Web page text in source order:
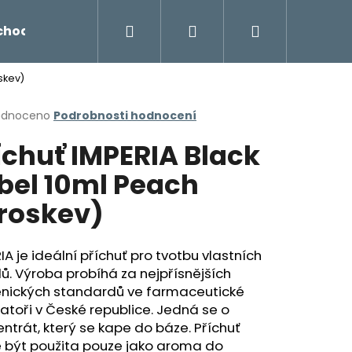
Napište námPřihlášení
Podrobnosti hodnocení
IMPERIA Black
10ml Peach
je ideální příchuť pro tvotbu vlastních
Výroba probíhá za nejpřísnějších
standardů ve farmaceutické
v České republice. Jedná se o
který se kape do báze. Příchuť
být použita pouze jako aroma do
Následující